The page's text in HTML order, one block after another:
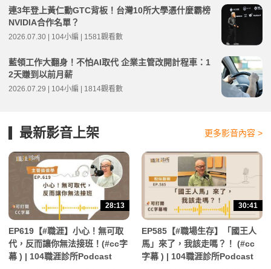
連3年登上黃仁勳GTC背板！台灣10所大學憑什麼霸榜
NVIDIA合作名單？
2026.07.30 | 104小編 | 1581觀看數
藍領工作大翻身！不怕AI取代 企業主管改開計程車：1
2天賺到以前月薪
2026.07.29 | 104小編 | 1814觀看數
最新影音上架 更多影音內容 >
28:13
EP619【#職涯】小心！無可取
代，反而讓你無法接班！(#cc字
幕 ) | 104職涯診所Podcast
30:41
EP585【#職場生存】「國王人
馬」來了，我該走嗎？！ (#cc
字幕 ) | 104職涯診所Podcast